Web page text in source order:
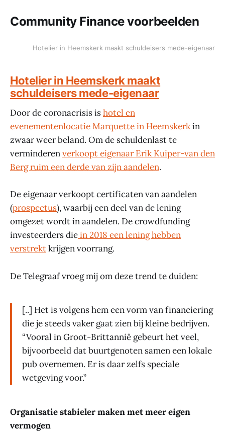
Community Finance voorbeelden
Hotelier in Heemskerk maakt schuldeisers mede-eigenaar
Hotelier in Heemskerk maakt
schuldeisers mede-eigenaar
Door de coronacrisis ishotel en
evenementenlocatie Marquette in Heemskerkin
zwaar weer beland. Om de schuldenlast te
verminderenverkoopt eigenaar Erik Kuiper-van den
Berg ruim een derde van zijn aandelen.
De eigenaar verkoopt certificaten van aandelen
(prospectus), waarbij een deel van de lening
omgezet wordt in aandelen. De crowdfunding
investeerders diein 2018 een lening hebben
verstrektkrijgen voorrang.
De Telegraaf vroeg mij om deze trend te duiden:
[..] Het is volgens hem een vorm van financiering
die je steeds vaker gaat zien bij kleine bedrijven.
“Vooral in Groot-Brittannië gebeurt het veel,
bijvoorbeeld dat buurtgenoten samen een lokale
pub overnemen. Er is daar zelfs speciale
wetgeving voor.”
Organisatie stabieler maken met meer eigen
vermogen